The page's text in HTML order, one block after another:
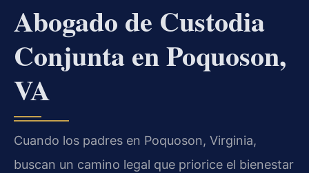
Abogado de Custodia
Conjunta en Poquoson,
VA
Cuando los padres en Poquoson, Virginia,
buscan un camino legal que priorice el bienestar